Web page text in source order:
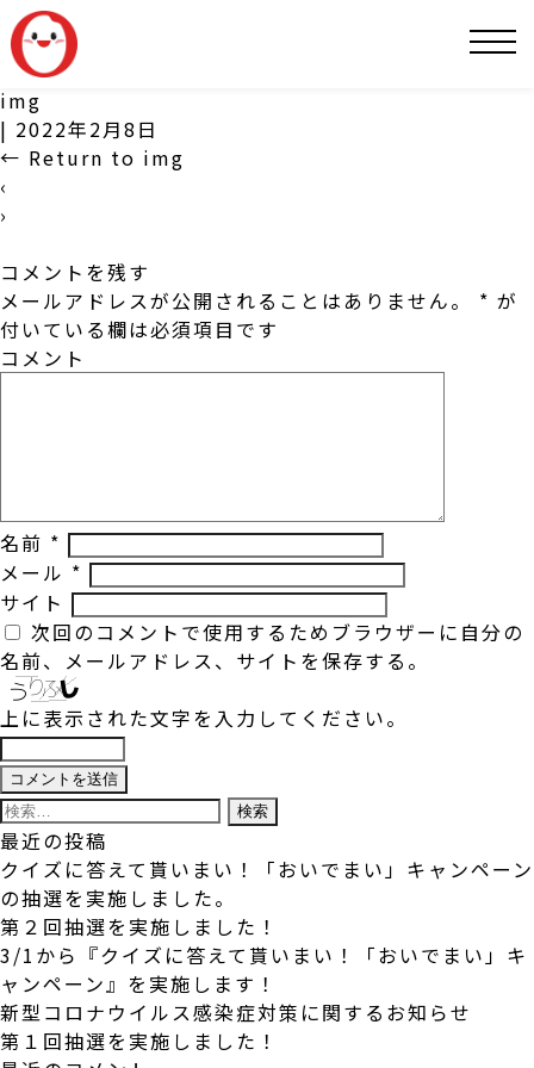
img
| 2022年2月8日
← Return to img
‹
›
コメントを残す
メールアドレスが公開されることはありません。
* が
付いている欄は必須項目です
コメント
名前 *
メール *
サイト
次回のコメントで使用するためブラウザーに自分の
名前、メールアドレス、サイトを保存する。
上に表示された文字を入力してください。
検
索:
最近の投稿
クイズに答えて貰いまい！「おいでまい」キャンペーン
の抽選を実施しました。
第２回抽選を実施しました！
3/1から『クイズに答えて貰いまい！「おいでまい」キ
ャンペーン』を実施します！
新型コロナウイルス感染症対策に関するお知らせ
第１回抽選を実施しました！